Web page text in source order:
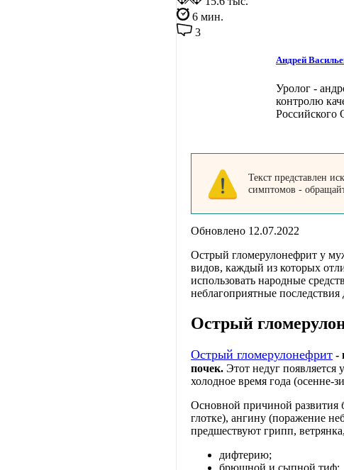
6 мин.
3
Андрей
Уролог -
контролю
Текст представлен
симптомов -
Обновлено 12.07.2022
Острый гломерулонефрит у
видов, каждый из которых
использовать народные
неблагоприятные последствия
Острый
Острый гломерулонефрит -
почек. Этот недуг появляется
холодное время года (осенне-
Основной причиной развития
глотке), ангину (поражение
предшествуют грипп,
дифтерию;